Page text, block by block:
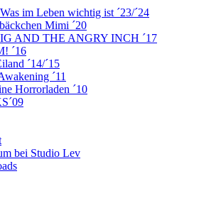
im Leben wichtig ist ´23/´24
Mimi ´20
AND THE ANGRY INCH ´17
´16
´14/´15
´11
Horrorladen ´10
bei Studio Lev